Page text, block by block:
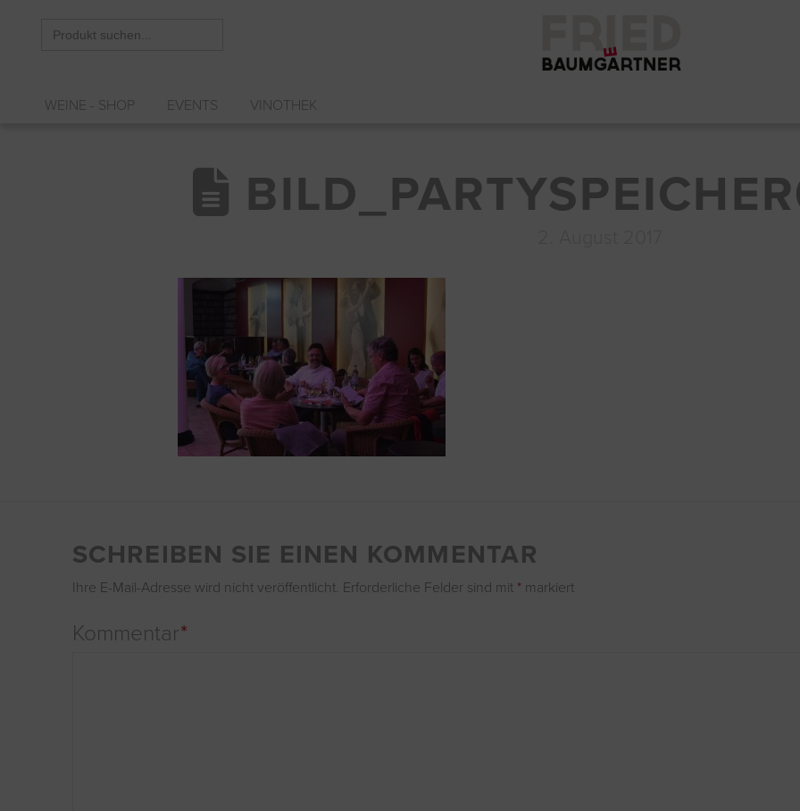
for:
WEINE - SHOP EVENTS VINOTHEK
SCHREIBEN SIE EINEN KOMMENTAR
Ihre E-Mail-Adresse wird nicht veröffentlicht. Erforderliche Felder sind mit *markiert
Kommentar*